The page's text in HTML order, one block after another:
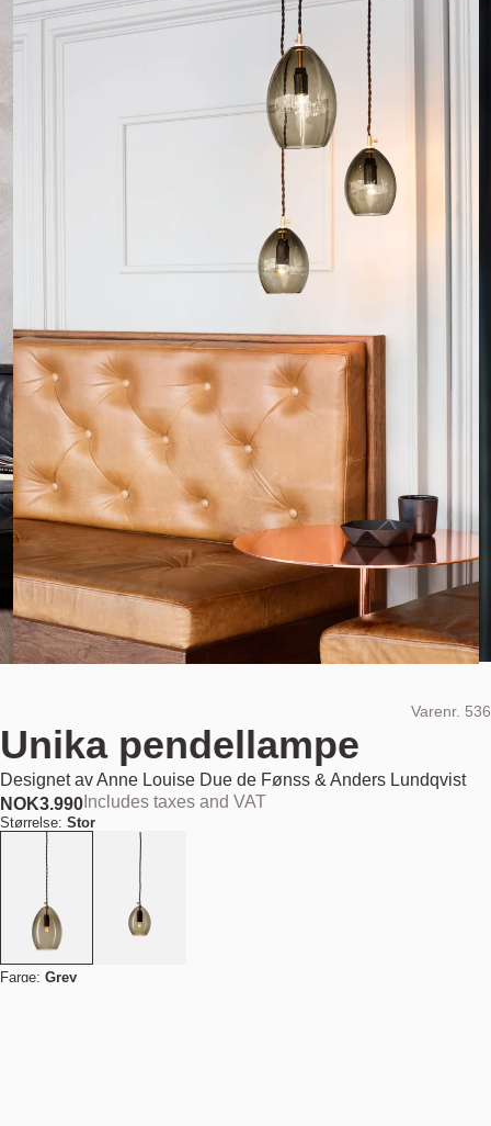
Varenr. 536
Unika pendellampe
Designet avAnne Louise Due de Fønss & Anders Lundqvist
NOK3.990 Includes taxes and VAT
Størrelse: Stor
Farge: Grey